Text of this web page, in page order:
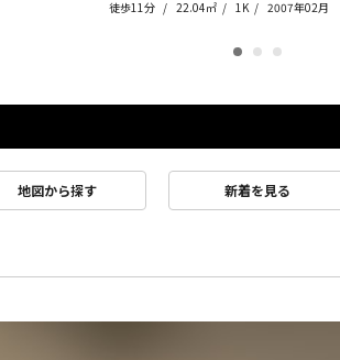
徒歩11分 22.04㎡ 1K 2007年02月
地図から探す 新着を見る